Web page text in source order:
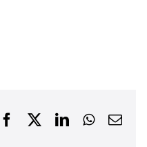
FacebookLinkedInWhatsApp
E-